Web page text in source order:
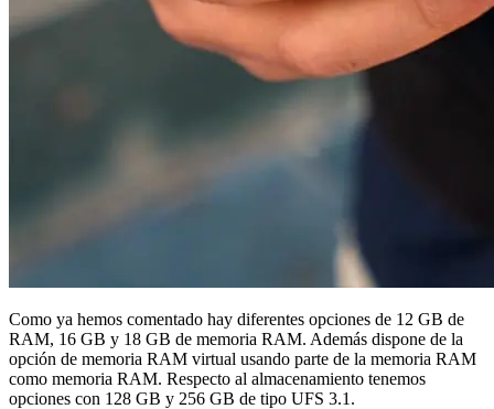
Como ya hemos comentado hay diferentes opciones de 12 GB de
RAM, 16 GB y 18 GB de memoria RAM. Además dispone de la
opción de memoria RAM virtual usando parte de la memoria RAM
como memoria RAM. Respecto al almacenamiento tenemos
opciones con 128 GB y 256 GB de tipo UFS 3.1.